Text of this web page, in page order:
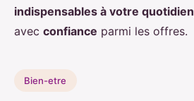
indispensables à votre quotidien
avec confiance parmi les offres.
Bien-etre